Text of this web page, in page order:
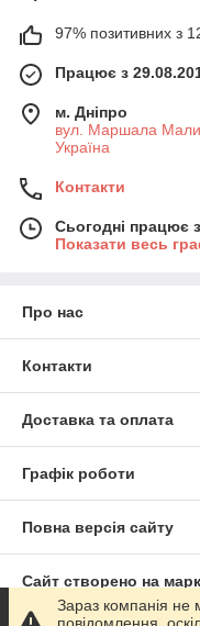
97% позитивних з
Працює з
м. Дніпро
вул. Маршала
Україна
Контакти
Сьогодні працює
Показати весь
Про нас
Контакти
Доставка та оплата
Графік роботи
Повна версія сайту
Сайт створено на
Зараз компанія